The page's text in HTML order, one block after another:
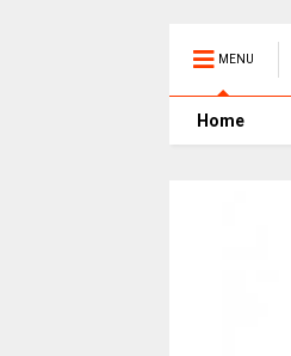
MENU
Home